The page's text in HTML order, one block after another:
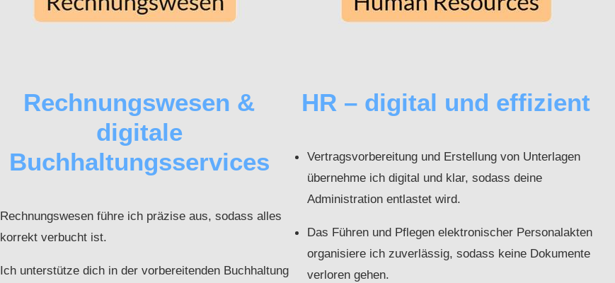
Rechnungswesen &
digitale
Buchhaltungsservices
Rechnungswesen führe ich präzise aus, sodass alles
korrekt verbucht ist.
Ich unterstütze dich in der vorbereitenden Buchhaltung
HR – digital und effizient
Vertragsvorbereitung und Erstellung von Unterlagen
übernehme ich digital und klar, sodass deine
Administration entlastet wird.
Das Führen und Pflegen elektronischer Personalakten
organisiere ich zuverlässig, sodass keine Dokumente
verloren gehen.